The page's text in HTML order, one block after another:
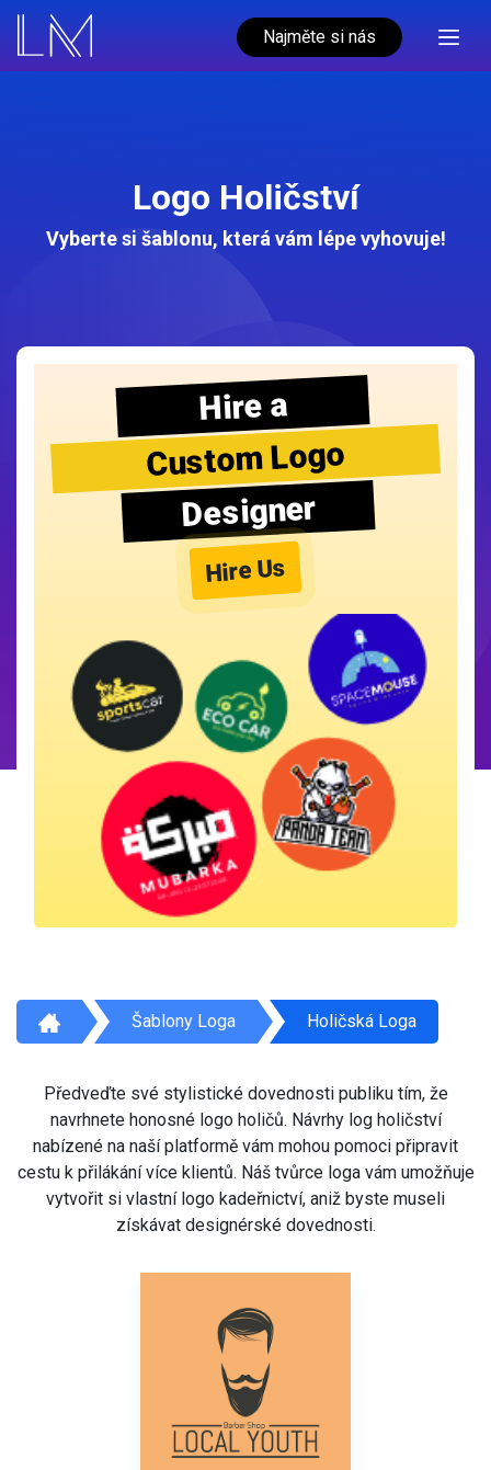
Najměte si nás
Logo Holičství
Vyberte si šablonu, která vám lépe vyhovuje!
Hire a
Custom Logo
Designer
Hire Us
Šablony Loga Holičská Loga
Předveďte své stylistické dovednosti publiku tím, že
navrhnete honosné logo holičů. Návrhy log holičství
nabízené na naší platformě vám mohou pomoci připravit
cestu k přilákání více klientů. Náš tvůrce loga vám umožňuje
vytvořit si vlastní logo kadeřnictví, aniž byste museli
získávat designérské dovednosti.